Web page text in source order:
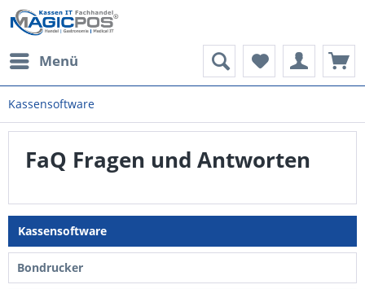
Menü
Kassensoftware
FaQ Fragen und Antworten
Kassensoftware
Bondrucker